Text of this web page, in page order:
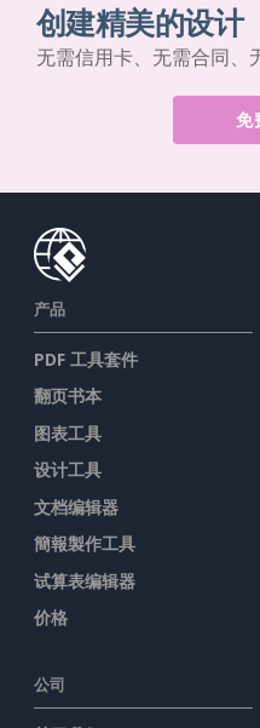
创建精美的设计
无需信用卡、无需合同、
免
产品
PDF 工具套件
翻页书本
图表工具
设计工具
文档编辑器
簡報製作工具
试算表编辑器
价格
公司